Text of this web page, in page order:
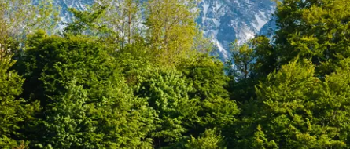
Karriere
Stiftung für unser Dorf
Gemeindeanzeiger
Vereine
Ver- & Entsorgung
Öffentliche WCs
Hunde